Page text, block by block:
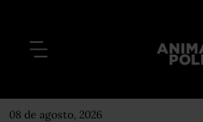
08 de agosto, 2026